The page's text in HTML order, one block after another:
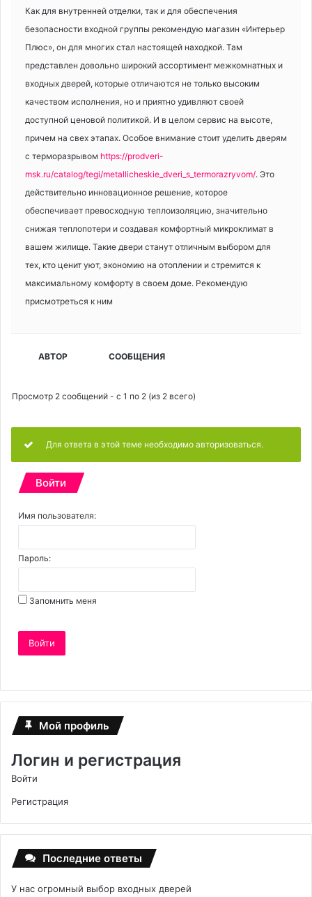
Как для внутренней отделки, так и для обеспечения
безопасности входной группы рекомендую магазин «Интерьер
Плюс», он для многих стал настоящей находкой. Там
представлен довольно широкий ассортимент межкомнатных и
входных дверей, которые отличаются не только высоким
качеством исполнения, но и приятно удивляют своей
доступной ценовой политикой. И в целом сервис на высоте,
причем на свех этапах. Особое внимание стоит уделить дверям
с терморазрывом https://prodveri-
msk.ru/catalog/tegi/metallicheskie_dveri_s_termorazryvom/. Это
действительно инновационное решение, которое
обеспечивает превосходную теплоизоляцию, значительно
снижая теплопотери и создавая комфортный микроклимат в
вашем жилище. Такие двери станут отличным выбором для
тех, кто ценит уют, экономию на отоплении и стремится к
максимальному комфорту в своем доме. Рекомендую
присмотреться к ним
АВТОР СООБЩЕНИЯ
Просмотр 2 сообщений - с 1 по 2 (из 2 всего)
Для ответа в этой теме необходимо авторизоваться.
Войти
Имя пользователя:
Пароль:
Запомнить меня
Войти
Мой профиль
Логин и регистрация
Войти
Регистрация
Последние ответы
У нас огромный выбор входных дверей